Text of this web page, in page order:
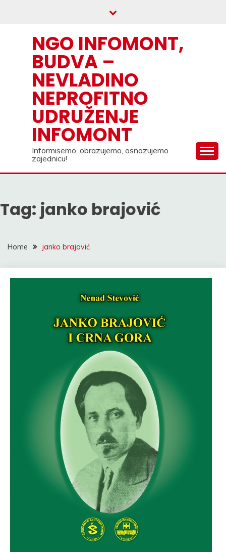
NGO INFOMONT,
BUDVA –
NEVLADINO
NEPROFITNO
UDRUŽENJE
INFOMONT
Informisemo, obrazujemo, osnazujemo
zajednicu!
Tag: janko brajović
Home janko brajović